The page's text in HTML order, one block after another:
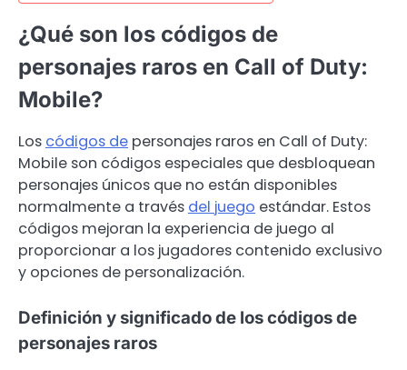
¿Qué son los códigos de
personajes raros en Call of Duty:
Mobile?
Los códigos de personajes raros en Call of Duty:
Mobile son códigos especiales que desbloquean
personajes únicos que no están disponibles
normalmente a través del juego estándar. Estos
códigos mejoran la experiencia de juego al
proporcionar a los jugadores contenido exclusivo
y opciones de personalización.
Definición y significado de los códigos de
personajes raros